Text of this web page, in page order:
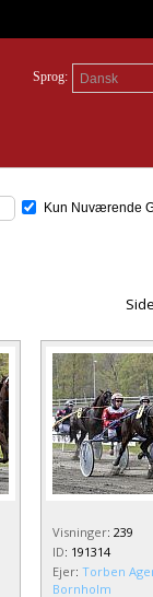
Dansk
Sprog:
Kun Nuværende
Side
Visninger: 239
ID: 191314
Ejer: Torben
Bornholm